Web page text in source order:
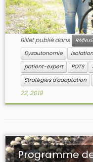
Billet publié dans
Dysautonomie
Isolation
patient-expert
POTS
Stratégies d'adaptation
22, 2019
Programme